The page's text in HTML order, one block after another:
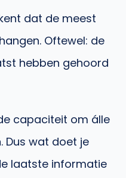
dat de meest
Oftewel: de
hebben gehoord
capaciteit om álle
Dus wat doet je
laatste informatie